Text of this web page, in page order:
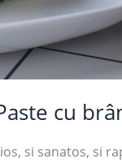
cu
si sanatos, si